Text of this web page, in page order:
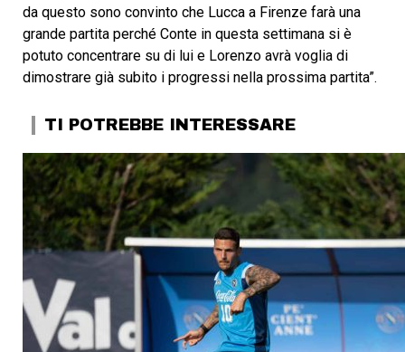
da questo sono convinto che Lucca a Firenze farà una
grande partita perché Conte in questa settimana si è
potuto concentrare su di lui e Lorenzo avrà voglia di
dimostrare già subito i progressi nella prossima partita”.
TI POTREBBE INTERESSARE